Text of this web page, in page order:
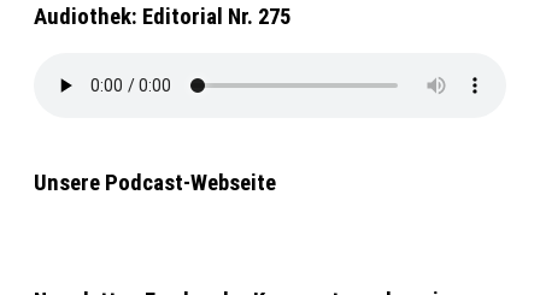
Audiothek: Editorial Nr. 275
Unsere Podcast-Webseite